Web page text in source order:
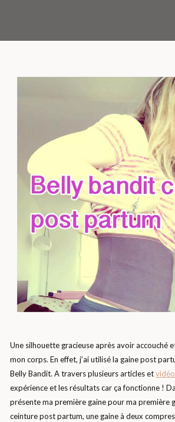
Une silhouette gracieuse après avoir accouché
mon corps. En effet, j’ai utilisé la gaine post
Belly Bandit. A travers plusieurs articles et
expérience et les résultats car ça fonctionne !
présente ma première gaine pour ma première
ceinture post partum, une gaine à deux